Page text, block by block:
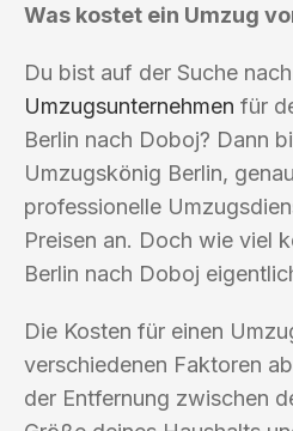
Was kostet ein Umzug
Du bist auf der Suche
Umzugsunternehmen für
Berlin nach Doboj? Dann
Umzugskönig Berlin,
professionelle
Preisen an. Doch wie viel
Berlin nach Doboj
Die Kosten für einen
verschiedenen Faktoren
der Entfernung zwischen